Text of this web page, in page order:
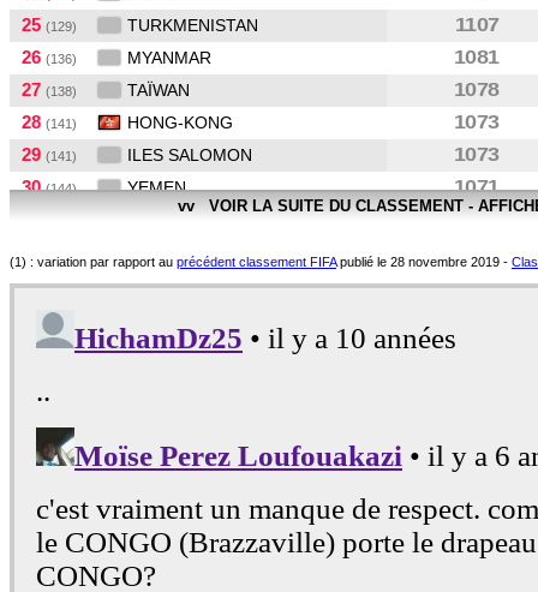
25 (129) TURKMENISTAN
1107
26 (136) MYANMAR
1081
27 (138) TAÏWAN
1078
28 (141) HONG-KONG
1073
29 (141) ILES SALOMON
1073
30(144) YEMEN
1071
AFGHANISTAN
33(154) MALAISIE
1040
34(155)
35(156) NLLE-CALÉDONIE
1035
38(163) FIDJI
996
40(165) PAPOUASIE N-GUI.
991
(170) NÉPAL
974
42 (173) INDONESIE
vv VOIR LA SUITE DU CLASSEMENT -
(1) : variation par rapport au précédent classement FIFApublié le 28 novembre 2019 -